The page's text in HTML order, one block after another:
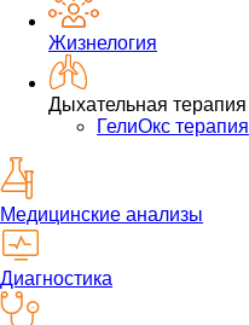
Жизнелогия
Дыхательная терапия
ГелиОкс терапия
Медицинские анализы
Диагностика